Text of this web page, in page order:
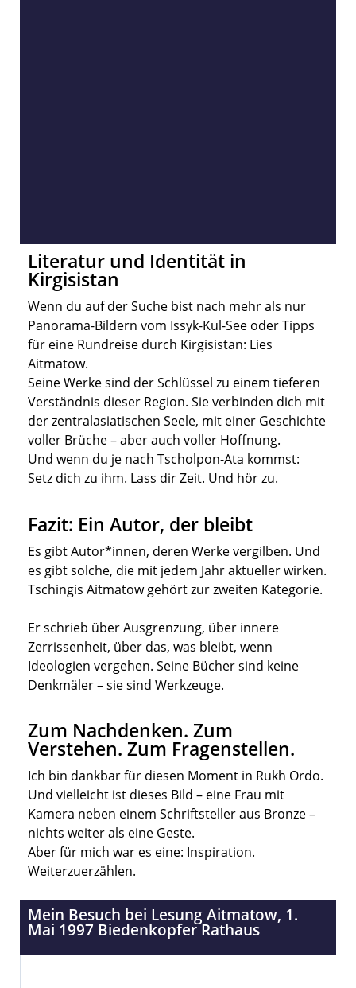
Literatur und Identität in
Kirgisistan
Wenn du auf der Suche bist nach mehr als nur
Panorama-Bildern vom Issyk-Kul-See oder Tipps
für eine Rundreise durch Kirgisistan: Lies
Aitmatow.
Seine Werke sind der Schlüssel zu einem tieferen
Verständnis dieser Region. Sie verbinden dich mit
der zentralasiatischen Seele, mit einer Geschichte
voller Brüche – aber auch voller Hoffnung.
Und wenn du je nach Tscholpon-Ata kommst:
Setz dich zu ihm. Lass dir Zeit. Und hör zu.
Fazit: Ein Autor, der bleibt
Es gibt Autor*innen, deren Werke vergilben. Und
es gibt solche, die mit jedem Jahr aktueller wirken.
Tschingis Aitmatow gehört zur zweiten Kategorie.
Er schrieb über Ausgrenzung, über innere
Zerrissenheit, über das, was bleibt, wenn
Ideologien vergehen. Seine Bücher sind keine
Denkmäler – sie sind Werkzeuge.
Zum Nachdenken. Zum
Verstehen. Zum Fragenstellen.
Ich bin dankbar für diesen Moment in Rukh Ordo.
Und vielleicht ist dieses Bild – eine Frau mit
Kamera neben einem Schriftsteller aus Bronze –
nichts weiter als eine Geste.
Aber für mich war es eine: Inspiration.
Weiterzuerzählen.
Mein Besuch bei Lesung Aitmatow, 1.
Mai 1997 Biedenkopfer Rathaus